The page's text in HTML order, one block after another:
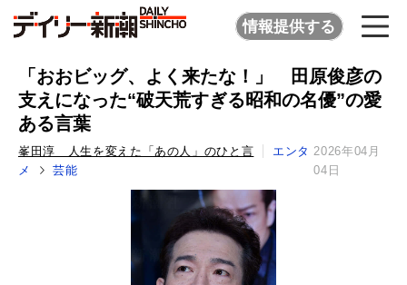
情報提供する
「おおビッグ、よく来たな！」 田原俊彦の
支えになった“破天荒すぎる昭和の名優”の愛
ある言葉
峯田淳 人生を変えた「あの人」のひと言
エンタ
メ
芸能
2026年04月
04日